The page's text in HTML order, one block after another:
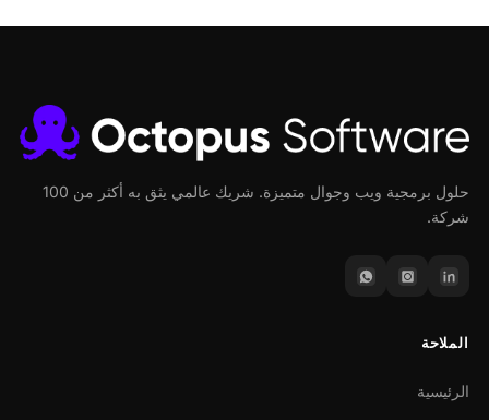
حلول برمجية ويب وجوال متميزة. شريك عالمي يثق به أكثر من 100
شركة.
الملاحة
الرئيسية